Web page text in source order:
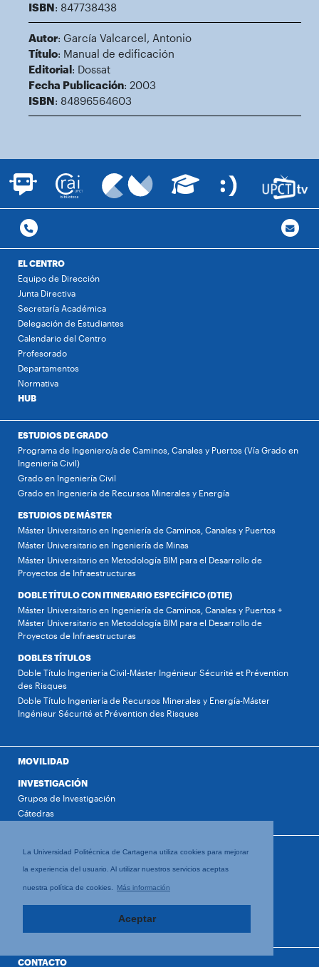
La Universidad Politécnica de Cartagena utiliza cookies para mejorar
la experiencia del usuario. Al utilizar nuestros servicios aceptas
nuestra política de cookies. Más información
Aceptar
ISBN: 847738438
Autor: García Valcarcel, Antonio
Título: Manual de edificación
Editorial: Dossat
Fecha Publicación: 2003
ISBN: 84896564603
EL CENTRO
Equipo de Dirección
Junta Directiva
Secretaría Académica
Delegación de Estudiantes
Calendario del Centro
Profesorado
Departamentos
Normativa
HUB
ESTUDIOS DE GRADO
Programa de Ingeniero/a de Caminos, Canales y Puertos (Vía Grado en
Ingeniería Civil)
Grado en Ingeniería Civil
Grado en Ingeniería de Recursos Minerales y Energía
ESTUDIOS DE MÁSTER
Máster Universitario en Ingeniería de Caminos, Canales y Puertos
Máster Universitario en Ingeniería de Minas
Máster Universitario en Metodología BIM para el Desarrollo de
Proyectos de Infraestructuras
DOBLE TÍTULO CON ITINERARIO ESPECÍFICO (DTIE)
Máster Universitario en Ingeniería de Caminos, Canales y Puertos +
Máster Universitario en Metodología BIM para el Desarrollo de
Proyectos de Infraestructuras
DOBLES TÍTULOS
Doble Título Ingeniería Civil-Máster Ingénieur Sécurité et Prévention
des Risques
Doble Título Ingeniería de Recursos Minerales y Energía-Máster
Ingénieur Sécurité et Prévention des Risques
MOVILIDAD
INVESTIGACIÓN
Grupos de Investigación
Cátedras
ACTUALIDAD
Noticias
CONTACTO